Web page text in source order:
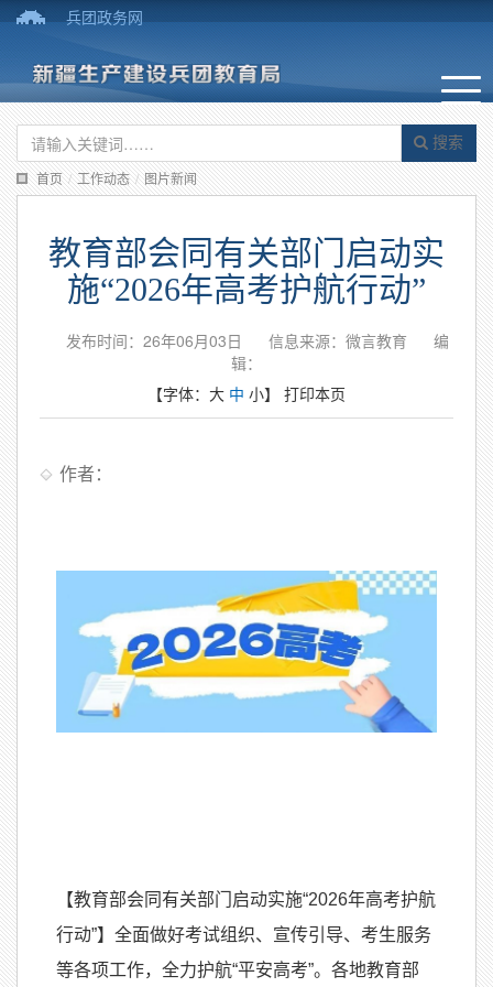
兵团政务网
搜索
首页 / 工作动态 / 图片新闻
教育部会同有关部门启动实
施“2026年高考护航行动”
发布时间：26年06月03日 信息来源：微言教育
编
辑：
【字体： 大 中 小】 打印本页
作者：
【教育部会同有关部门启动实施“2026年高考护航
行动”】全面做好考试组织、宣传引导、考生服务
等各项工作，全力护航“平安高考”。各地教育部